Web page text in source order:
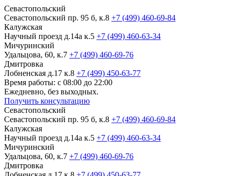
Севастопольский
Севастопольский пр. 95 б, к.8 +7 (499) 460-69-84
Калужская
Научный проезд д.14а к.5 +7 (499) 460-63-34
Мичуринский
Удальцова, 60, к.7 +7 (499) 460-69-76
Дмитровка
Лобненская д.17 к.8 +7 (499) 450-63-77
Время работы: с 08:00 до 22:00
Ежедневно, без выходных.
Получить консультацию
Севастопольский
Севастопольский пр. 95 б, к.8 +7 (499) 460-69-84
Калужская
Научный проезд д.14а к.5 +7 (499) 460-63-34
Мичуринский
Удальцова, 60, к.7 +7 (499) 460-69-76
Дмитровка